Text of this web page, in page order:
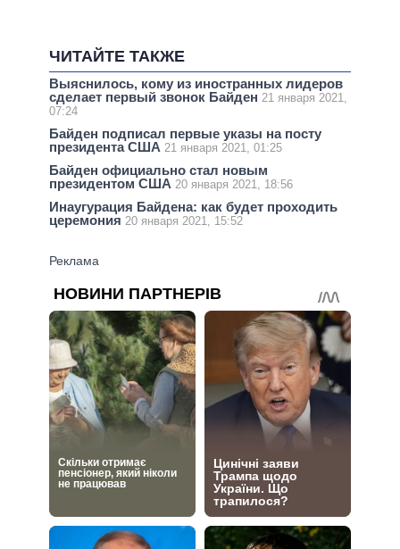
ЧИТАЙТЕ ТАКЖЕ
Выяснилось, кому из иностранных лидеров
сделает первый звонок Байден 21 января 2021,
07:24
Байден подписал первые указы на посту
президента США 21 января 2021, 01:25
Байден официально стал новым
президентом США 20 января 2021, 18:56
Инаугурация Байдена: как будет проходить
церемония 20 января 2021, 15:52